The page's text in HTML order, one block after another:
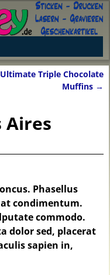
Ultimate Triple Chocolate
Muffins →
Aires
Phasellus
condimentum.
commodo.
dolor sed, placerat
sapien in,